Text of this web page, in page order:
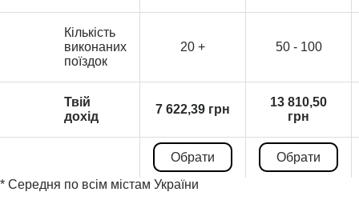
Кількість
виконаних
поїздок
20 + 50 - 100
Твій
дохід
7 622,39 грн
13 810,50
грн
Обрати
Обрати
* Середня по всім містам України